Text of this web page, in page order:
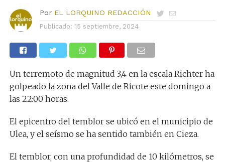
Por EL LORQUINO REDACCIÓN
Publicado: 15 septiembre, 2024
Un terremoto de magnitud 3,4 en la escala Richter ha
golpeado la zona del Valle de Ricote este domingo a
las 22:00 horas.
El epicentro del temblor se ubicó en el municipio de
Ulea, y el seísmo se ha sentido también en Cieza.
El temblor, con una profundidad de 10 kilómetros, se